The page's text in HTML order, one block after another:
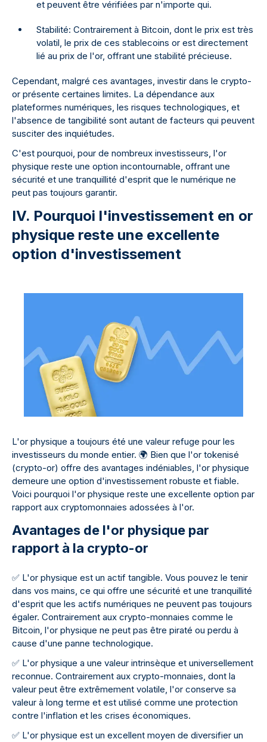
et peuvent être vérifiées par n'importe qui.
Stabilité: Contrairement à Bitcoin, dont le prix est très
volatil, le prix de ces stablecoins or est directement
lié au prix de l'or, offrant une stabilité précieuse.
Cependant, malgré ces avantages, investir dans le crypto-
or présente certaines limites. La dépendance aux
plateformes numériques, les risques technologiques, et
l'absence de tangibilité sont autant de facteurs qui peuvent
susciter des inquiétudes.
C'est pourquoi, pour de nombreux investisseurs, l'or
physique reste une option incontournable, offrant une
sécurité et une tranquillité d'esprit que le numérique ne
peut pas toujours garantir.
IV. Pourquoi l'investissement en or
physique reste une excellente
option d'investissement
L'or physique a toujours été une valeur refuge pour les
investisseurs du monde entier. 🌍 Bien que l'or tokenisé
(crypto-or) offre des avantages indéniables, l'or physique
demeure une option d'investissement robuste et fiable.
Voici pourquoi l'or physique reste une excellente option par
rapport aux cryptomonnaies adossées à l'or.
Avantages de l'or physique par
rapport à la crypto-or
✅ L'or physique est un actif tangible. Vous pouvez le tenir
dans vos mains, ce qui offre une sécurité et une tranquillité
d'esprit que les actifs numériques ne peuvent pas toujours
égaler. Contrairement aux crypto-monnaies comme le
Bitcoin, l'or physique ne peut pas être piraté ou perdu à
cause d'une panne technologique.
✅ L'or physique a une valeur intrinsèque et universellement
reconnue. Contrairement aux crypto-monnaies, dont la
valeur peut être extrêmement volatile, l'or conserve sa
valeur à long terme et est utilisé comme une protection
contre l'inflation et les crises économiques.
✅ L'or physique est un excellent moyen de diversifier un